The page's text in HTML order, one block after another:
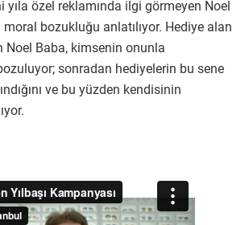
yıla özel reklamında ilgi görmeyen Noel
moral bozukluğu anlatılıyor. Hediye alan
Noel Baba, kimsenin onunla
sonradan hediyelerin bu sene
ve bu yüzden kendisinin